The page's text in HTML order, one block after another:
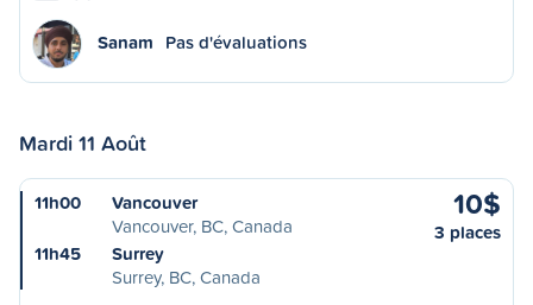
Sanam Pas d'évaluations
Mardi 11 Août
11h00
Vancouver
Vancouver, BC, Canada
11h45
Surrey
Surrey, BC, Canada
10$
3 places